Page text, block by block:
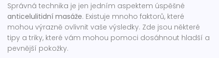
Správná technika je jen jedním aspektem úspěšné
anticelulitidní masáže. Existuje mnoho faktorů, které
mohou výrazně ovlivnit vaše výsledky. Zde jsou některé
tipy a triky, které vám mohou pomoci dosáhnout hladší a
pevnější pokožky.